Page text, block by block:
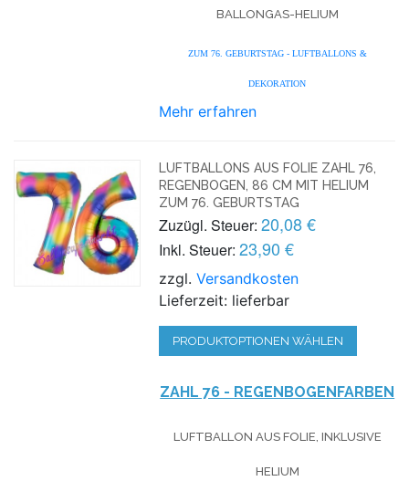
ALLONGAS-HELIUM
ZUM 76. GEBURTSTAG - LUFTBALLONS &
DEKORATION
Mehr erfahren
LUFTBALLONS AUS FOLIE ZAHL 76,
REGENBOGEN, 86 CM MIT HELIUM
ZUM 76. GEBURTSTAG
Zuzügl. Steuer: 20,08 €
Inkl. Steuer: 23,90 €
zzgl.Versandkosten
Lieferzeit: lieferbar
PRODUKTOPTIONEN WÄHLEN
ZAHL 76 - REGENBOGENFARBEN
LUFTBALLON AUS FOLIE, INKLUSIVE
HELIUM